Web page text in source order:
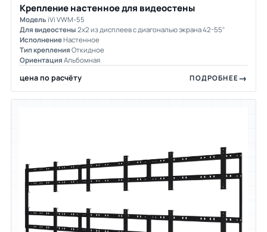
Крепление настенное для видеостены
Модель iVi VWM-55
Для видеостены 2х2 из дисплеев с диагональю экрана 42-55"
ИсполнениеНастенное
Тип крепления Откидное
Ориентация Альбомная
цена по расчёту ПОДРОБНЕЕ